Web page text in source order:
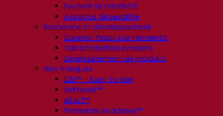
Soutenir la créativité
À propos de Lesaffre
Recherche et développement
Superior Yeast par Fermentis
Caractérisation produits
Développement de produits
Nos marques
E2U™ – Easy To Use
SafYeast™
All In 1™
Fermentis Academy™